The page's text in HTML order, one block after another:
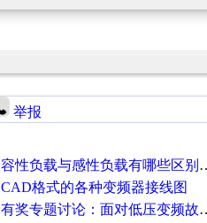
举报
容性负载与感性负载有哪些区别？？？
CAD格式的各种变频器接线图
有奖专题讨论：面对低压变频故障，老手是这样解决的！